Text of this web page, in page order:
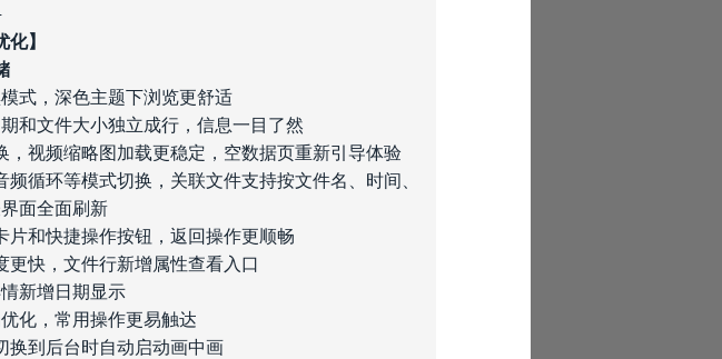
化】
式，深色主题下浏览更舒适
和文件大小独立成行，信息一目了然
视频缩略图加载更稳定，空数据页重新引导体验
循环等模式切换，关联文件支持按文件名、时间、
面全面刷新
片和快捷操作按钮，返回操作更顺畅
更快，文件行新增属性查看入口
新增日期显示
化，常用操作更易触达
换到后台时自动启动画中画